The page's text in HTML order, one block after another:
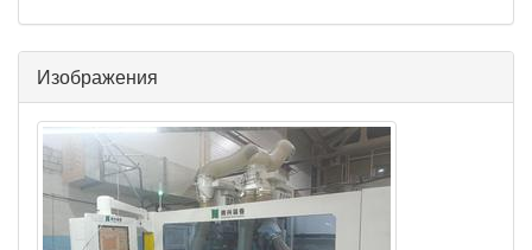
Изображения